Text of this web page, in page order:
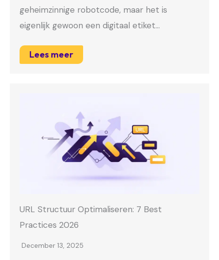
geheimzinnige robotcode, maar het is
eigenlijk gewoon een digitaal etiket…
Lees meer
URL Structuur Optimaliseren: 7 Best
Practices 2026
December 13, 2025